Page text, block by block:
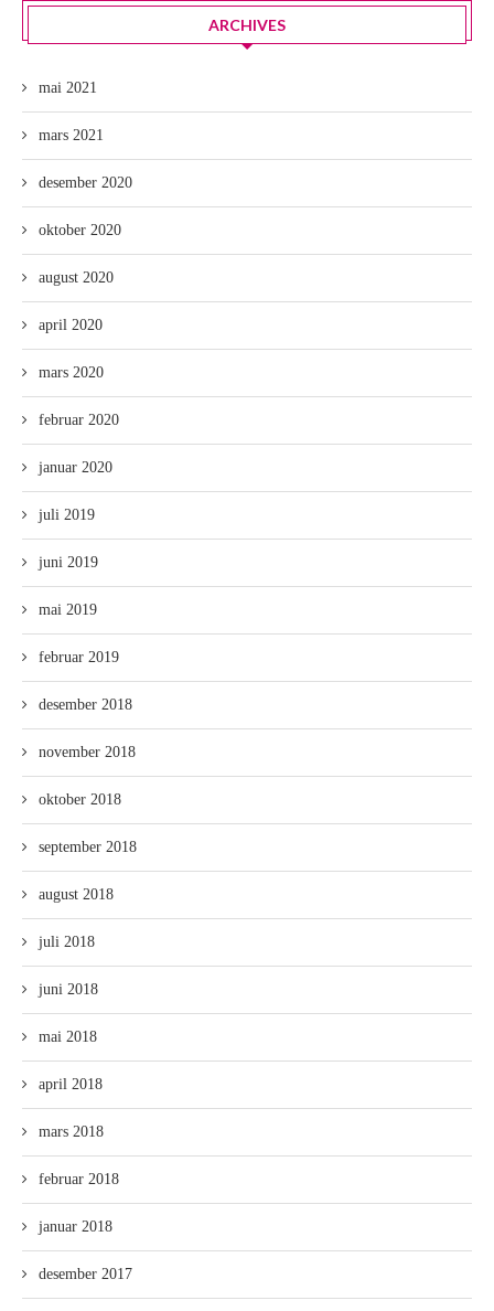
ARCHIVES
mai 2021
mars 2021
desember 2020
oktober 2020
august 2020
april 2020
mars 2020
februar 2020
januar 2020
juli 2019
juni 2019
mai 2019
februar 2019
desember 2018
november 2018
oktober 2018
september 2018
august 2018
juli 2018
juni 2018
mai 2018
april 2018
mars 2018
februar 2018
januar 2018
desember 2017